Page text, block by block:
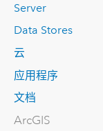
Server
Data Stores
云
应用程序
文档
ArcGIS